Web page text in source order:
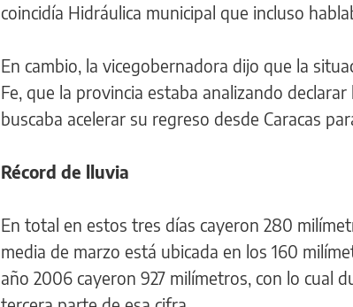
coincidía Hidráulica municipal que incluso
En cambio, la vicegobernadora dijo que la
Fe, que la provincia estaba analizando
buscaba acelerar su regreso desde Caracas
Récord de lluvia
En total en estos tres días cayeron 280
media de marzo está ubicada en los 160
año 2006 cayeron 927 milímetros, con lo cual